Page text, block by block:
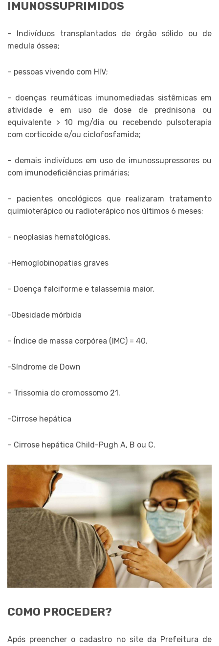
IMUNOSSUPRIMIDOS
– Indivíduos transplantados de órgão sólido ou de
medula óssea;
– pessoas vivendo com HIV;
– doenças reumáticas imunomediadas sistêmicas em
atividade e em uso de dose de prednisona ou
equivalente > 10 mg/dia ou recebendo pulsoterapia
com corticoide e/ou ciclofosfamida;
– demais indivíduos em uso de imunossupressores ou
com imunodeficiências primárias;
– pacientes oncológicos que realizaram tratamento
quimioterápico ou radioterápico nos últimos 6 meses;
– neoplasias hematológicas.
-Hemoglobinopatias graves
– Doença falciforme e talassemia maior.
-Obesidade mórbida
– Índice de massa corpórea (IMC) = 40.
-Síndrome de Down
– Trissomia do cromossomo 21.
-Cirrose hepática
– Cirrose hepática Child-Pugh A, B ou C.
COMO PROCEDER?
Após preencher o cadastro no site da Prefeitura de